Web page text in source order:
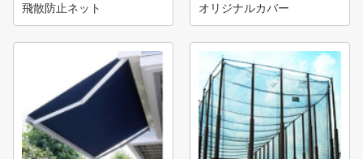
飛散防止ネット
オリジナルカバー